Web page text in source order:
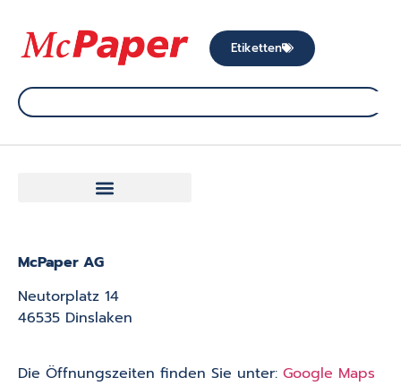
Etiketten
McPaper AG
Neutorplatz 14
46535 Dinslaken
Die Öffnungszeiten finden Sie unter: Google Maps